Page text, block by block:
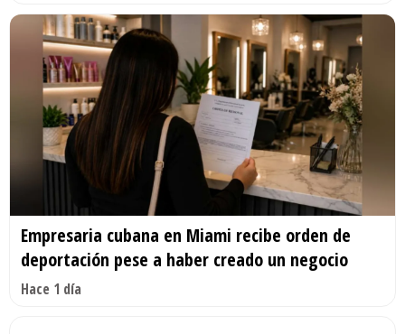
Empresaria cubana en Miami recibe orden de
deportación pese a haber creado un negocio
Hace 1 día